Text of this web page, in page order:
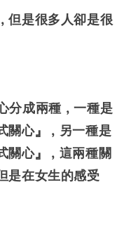
但是很多人卻是很
分成兩種，一種是
關心』，另一種是
關心』，這兩種關
是在女生的感受